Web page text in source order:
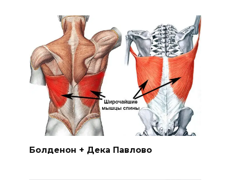
Болденон + Дека Павлово